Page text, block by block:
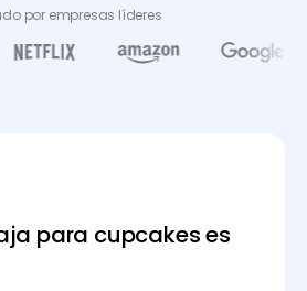
por empresas líderes
para cupcakes es